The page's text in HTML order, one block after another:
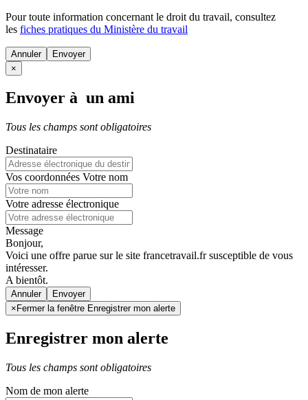
Pour toute information concernant le droit du travail, consultez
les fiches pratiques du Ministère du travail
Annuler
×
Envoyer à un ami
Tous les champs sont obligatoires
Destinataire
Vos coordonnées Votre nom
Votre adresse électronique
Message
Bonjour,
Voici une offre parue sur le site francetravail.fr susceptible de vous
intéresser.
A bientôt.
Annuler
× Fermer la fenêtre Enregistrer mon alerte
Enregistrer mon alerte
Tous les champs sont obligatoires
Nom de mon alerte